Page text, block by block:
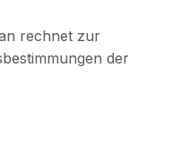
rechnet zur
der